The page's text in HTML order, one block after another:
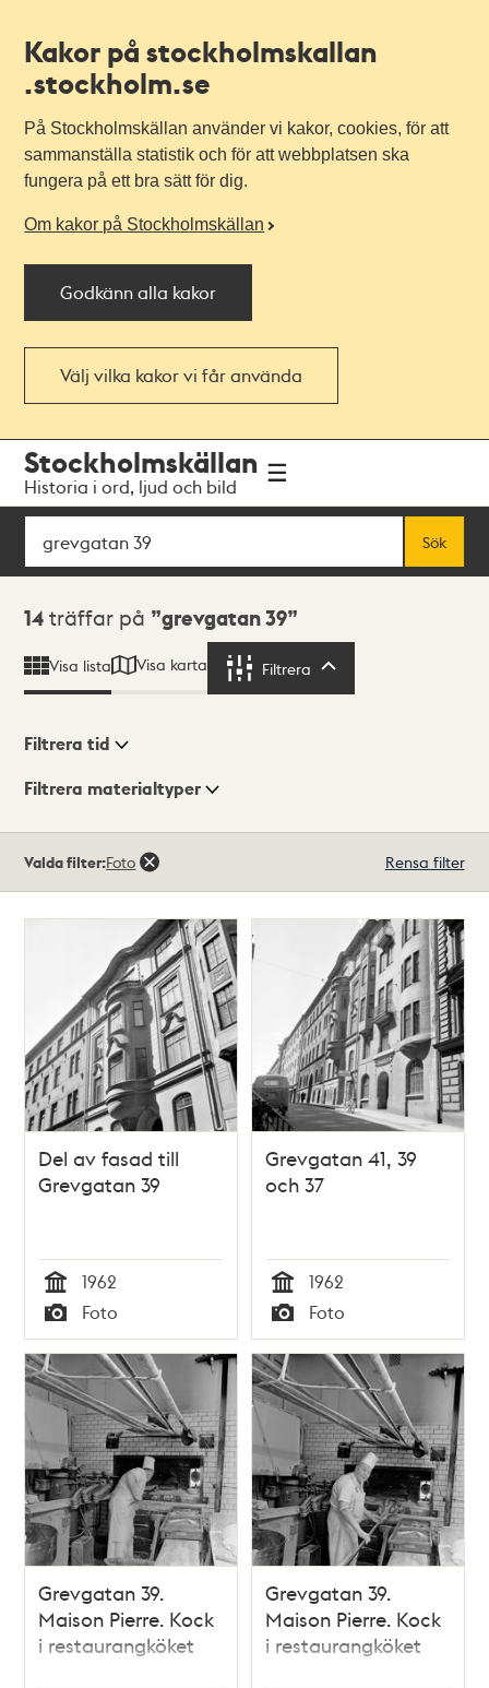
Kakor på stockholmskallan
.stockholm.se
På Stockholmskällan använder vi kakor, cookies, för att
sammanställa statistik och för att webbplatsen ska
fungera på ett bra sätt för dig.
Om kakor på Stockholmskällan
Godkänn alla kakor
Välj vilka kakor vi får använda
navigationen
huvudinnehållet
Stockholmskällan
Historia i ord, ljud och bild
Sök
Sök
Sökresultat
14 träffar på grevgatan 39
Visa lista Visa karta Filtrera
Visningsläge
Filtrera tid
Filtrera materialtyper
träffar
Valda filter:Foto Rensa filter
Del av fasad till
Grevgatan 39
Tid
1962
Typ
Foto
Grevgatan 41, 39
och 37
Tid
1962
Typ
Foto
Grevgatan 39.
Maison Pierre. Kock
i restaurangköket
Grevgatan 39.
Maison Pierre. Kock
i restaurangköket